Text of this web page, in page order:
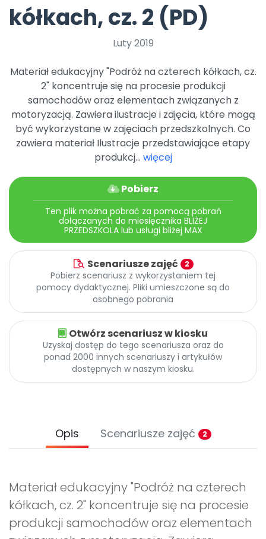
Promocje
kółkach, cz. 2 (PD)
Luty 2019
Materiał edukacyjny "Podróż na czterech kółkach, cz.
2" koncentruje się na procesie produkcji
samochodów oraz elementach związanych z
motoryzacją. Zawiera ilustracje i zdjęcia, które mogą
być wykorzystane w zajęciach przedszkolnych. Co
zawiera materiał Ilustracje przedstawiające etapy
produkcj... więcej
Pobierz
Ten plik można pobrać za pomocą pobrań
dołączanych do miesięcznika BLIŻEJ
PRZEDSZKOLA lub usługi bliżej MAX
Scenariusze zajęć 2
Pobierz scenariusz z wykorzystaniem tej
pomocy dydaktycznej. Pliki umieszczone są do
osobnego pobrania
Otwórz scenariusz w kiosku
Uzyskaj dostęp do tego scenariusza oraz do
ponad 2000 innych scenariuszy i artykułów
dostępnych w naszym kiosku.
Opis Scenariusze zajęć 2
Materiał edukacyjny "Podróż na czterech
kółkach, cz. 2" koncentruje się na procesie
produkcji samochodów oraz elementach